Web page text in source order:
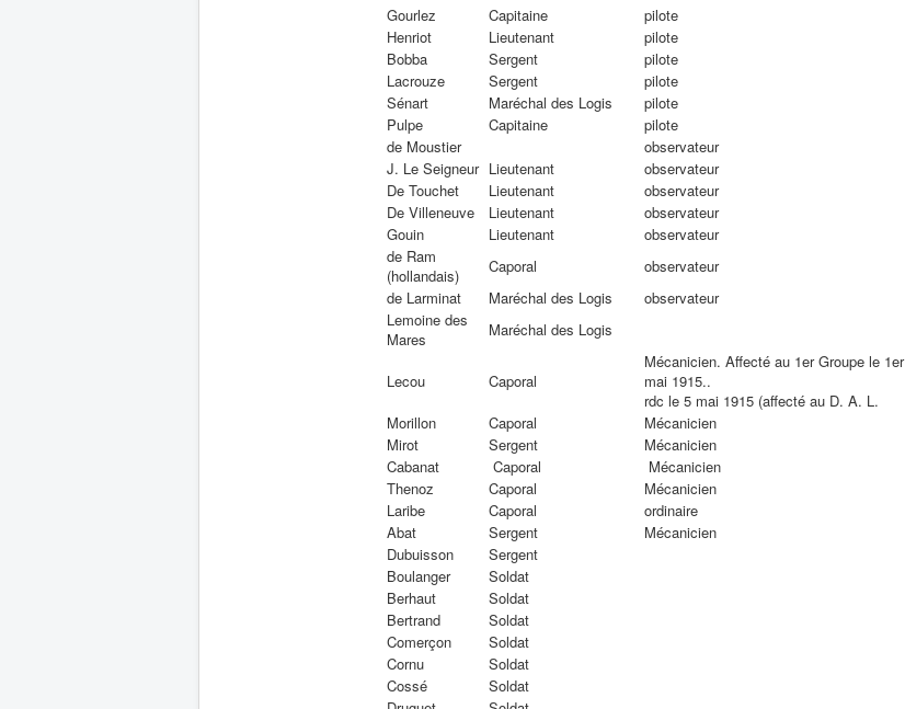
Gourlez
Capitaine
pilote
Henriot
Lieutenant
pilote
Bobba
Sergent
pilote
Lacrouze
Sergent
pilote
Sénart
Maréchal des Logis
pilote
Pulpe
Capitaine
pilote
de Moustier
observateur
J. Le Seigneur Lieutenant
observateur
De Touchet
Lieutenant
observateur
De Villeneuve
Lieutenant
observateur
Gouin
Lieutenant
observateur
de Ram
(hollandais)
Caporal
observateur
de Larminat
Maréchal des Logis
observateur
Lemoine des
Mares
Maréchal des Logis
Lecou Caporal
Mécanicien. Affecté au 1er Groupe le 1er
mai 1915..
rdc le 5 mai 1915 (affecté au D. A. L.
Morillon
Caporal
Mécanicien
Mirot
Sergent
Mécanicien
Cabanat
Caporal
Mécanicien
Thenoz
Caporal
Mécanicien
Laribe
Caporal
ordinaire
Abat
Sergent
Mécanicien
Dubuisson
Sergent
Boulanger
Soldat
Berhaut
Soldat
Bertrand
Soldat
Comerçon
Soldat
Cornu
Soldat
Cossé
Soldat